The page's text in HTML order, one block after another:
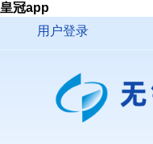
皇冠app
用户登录